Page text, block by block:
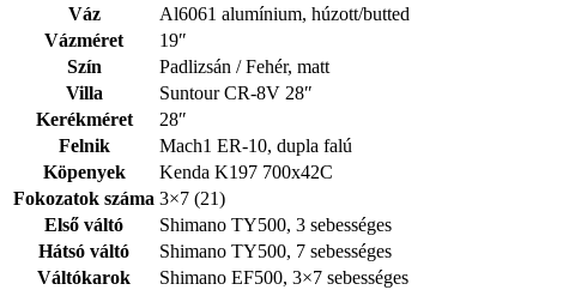
Váz
Al6061 alumínium, húzott/butted
Vázméret
19″
Szín
Padlizsán / Fehér, matt
Villa
Suntour CR-8V 28″
Kerékméret
28″
Felnik
Mach1 ER-10, dupla falú
Köpenyek
Kenda K197 700x42C
Fokozatok száma 3×7 (21)
Első váltó
Shimano TY500, 3 sebességes
Hátsó váltó
Shimano TY500, 7 sebességes
Váltókarok
Shimano EF500, 3×7 sebességes